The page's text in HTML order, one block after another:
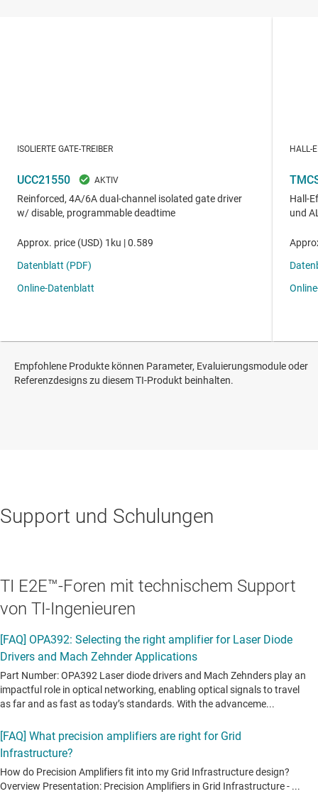
Empfohlene Produkte können Parameter, Evaluierungsmodule oder
Referenzdesigns zu diesem TI-Produkt beinhalten.
Support und Schulungen
TI E2E™-Foren mit technischem Support
von TI-Ingenieuren